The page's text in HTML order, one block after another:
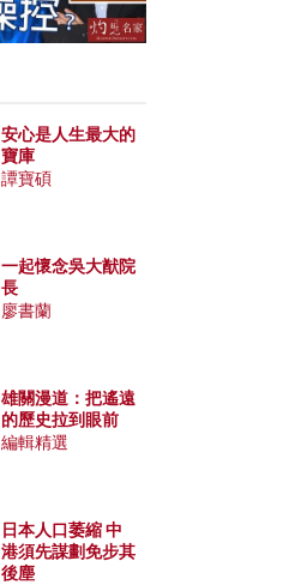
安心是人生最大的
寶庫
譚寶碩
一起懷念吳大猷院
長
廖書蘭
雄關漫道：把遙遠
的歷史拉到眼前
編輯精選
日本人口萎縮 中
港須先謀劃免步其
後塵